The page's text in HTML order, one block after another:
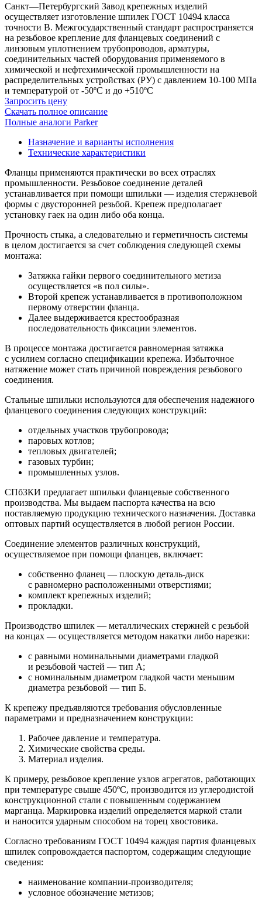
Санкт—Петербургский Завод крепежных изделий
осуществляет изготовление шпилек ГОСТ 10494 класса
точности В. Межгосударственный стандарт распространяется
на резьбовое крепление для фланцевых соединений с
линзовым уплотнением трубопроводов, арматуры,
соединительных частей оборудования применяемого в
химической и нефтехимической промышленности на
распределительных устройствах (РУ) с давлением 10-100 МПа
и температурой от -50ºС и до +510ºС
Запросить цену
Скачать полное описание
Полные аналоги Parker
Назначение и варианты исполнения
Технические характеристики
Фланцы применяются практически во всех отраслях
промышленности. Резьбовое соединение деталей
устанавливается при помощи шпильки — изделия стержневой
формы с двусторонней резьбой. Крепеж предполагает
установку гаек на один либо оба конца.
Прочность стыка, а следовательно и герметичность системы
в целом достигается за счет соблюдения следующей схемы
монтажа:
Затяжка гайки первого соединительного метиза
осуществляется «в пол силы».
Второй крепеж устанавливается в противоположном
первому отверстии фланца.
Далее выдерживается крестообразная
последовательность фиксации элементов.
В процессе монтажа достигается равномерная затяжка
с усилием согласно спецификации крепежа. Избыточное
натяжение может стать причиной повреждения резьбового
соединения.
Стальные шпильки используются для обеспечения надежного
фланцевого соединения следующих конструкций:
отдельных участков трубопровода;
паровых котлов;
тепловых двигателей;
газовых турбин;
промышленных узлов.
СПбЗКИ предлагает шпильки фланцевые собственного
производства. Мы выдаем паспорта качества на всю
поставляемую продукцию технического назначения. Доставка
оптовых партий осуществляется в любой регион России.
Соединение элементов различных конструкций,
осуществляемое при помощи фланцев, включает:
собственно фланец — плоскую деталь-диск
с равномерно расположенными отверстиями;
комплект крепежных изделий;
прокладки.
Производство шпилек — металлических стержней с резьбой
на концах — осуществляется методом накатки либо нарезки:
с равными номинальными диаметрами гладкой
и резьбовой частей — тип А;
с номинальным диаметром гладкой части меньшим
диаметра резьбовой — тип Б.
К крепежу предъявляются требования обусловленные
параметрами и предназначением конструкции:
Рабочее давление и температура.
Химические свойства среды.
Материал изделия.
К примеру, резьбовое крепление узлов агрегатов, работающих
при температуре свыше 450ºС, производится из углеродистой
конструкционной стали с повышенным содержанием
марганца. Маркировка изделий определяется маркой стали
и наносится ударным способом на торец хвостовика.
Согласно требованиям ГОСТ 10494 каждая партия фланцевых
шпилек сопровождается паспортом, содержащим следующие
сведения:
наименование компании-производителя;
условное обозначение метизов;